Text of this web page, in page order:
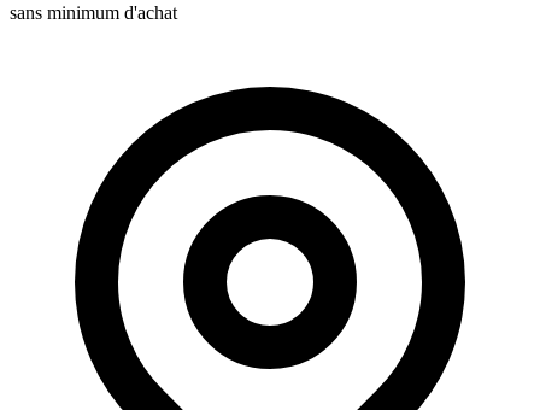
sans minimum d'achat